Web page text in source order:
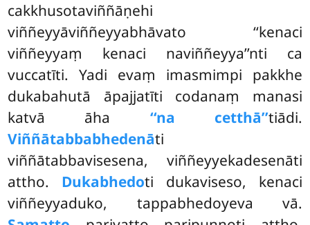
cakkhusotaviññāṇehi
viññeyyāviññeyyabhāvato ‘‘kenaci
viññeyyaṃ kenaci naviññeyya’’nti ca
vuccatīti. Yadi evaṃ imasmimpi pakkhe
dukabahutā āpajjatīti codanaṃ manasi
katvā āha ‘‘na cetthā’’tiādi.
Viññātabbabhedenāti
viññātabbavisesena, viññeyyekadesenāti
attho. Dukabhedoti dukaviseso, kenaci
viññeyyaduko, tappabhedoyeva vā.